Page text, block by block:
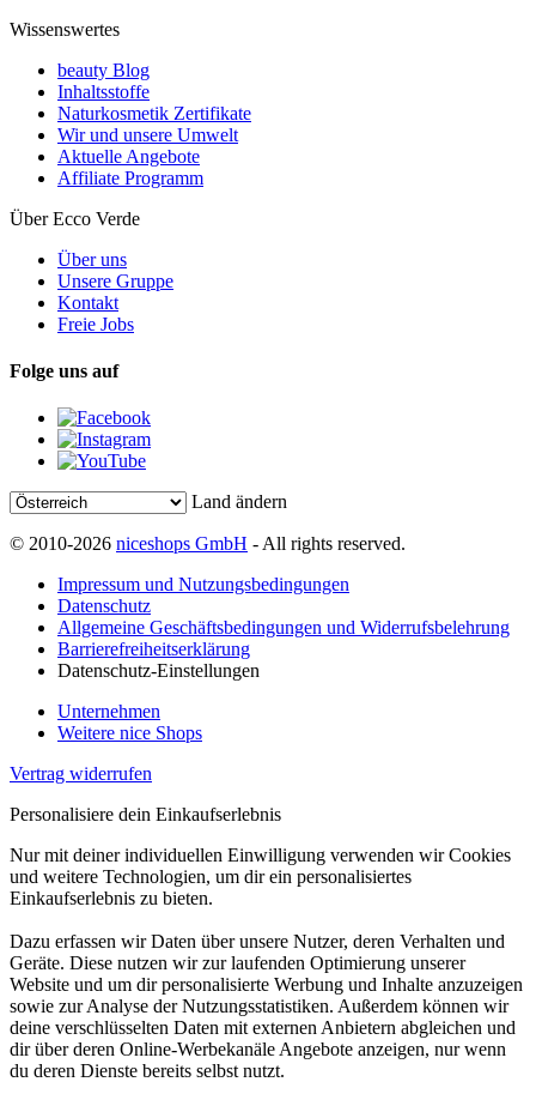
Wissenswertes
beauty Blog
Inhaltsstoffe
Naturkosmetik Zertifikate
Wir und unsere Umwelt
Aktuelle Angebote
Affiliate Programm
Über Ecco Verde
Über uns
Unsere Gruppe
Kontakt
Freie Jobs
Folge uns auf
Land ändern
© 2010-2026 niceshops GmbH - All rights reserved.
Impressum und Nutzungsbedingungen
Datenschutz
Allgemeine Geschäftsbedingungen und Widerrufsbelehrung
Barrierefreiheitserklärung
Datenschutz-Einstellungen
Unternehmen
Weitere nice Shops
Vertrag widerrufen
Personalisiere dein Einkaufserlebnis
Nur mit deiner individuellen Einwilligung verwenden wir Cookies
und weitere Technologien, um dir ein personalisiertes
Einkaufserlebnis zu bieten.
Dazu erfassen wir Daten über unsere Nutzer, deren Verhalten und
Geräte. Diese nutzen wir zur laufenden Optimierung unserer
Website und um dir personalisierte Werbung und Inhalte anzuzeigen
sowie zur Analyse der Nutzungsstatistiken. Außerdem können wir
deine verschlüsselten Daten mit externen Anbietern abgleichen und
dir über deren Online-Werbekanäle Angebote anzeigen, nur wenn
du deren Dienste bereits selbst nutzt.